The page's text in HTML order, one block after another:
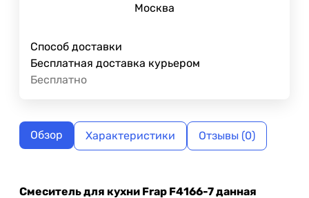
Москва
Способ доставки
Бесплатная доставка курьером
Бесплатно
Обзор Характеристики Отзывы (0)
Смеситель для кухни Frap F4166-7 данная